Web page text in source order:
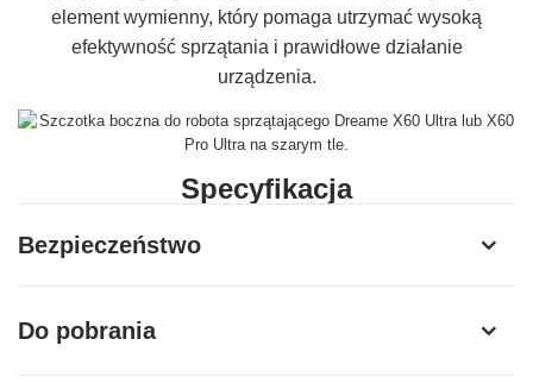
element wymienny, który pomaga utrzymać wysoką
efektywność sprzątania i prawidłowe działanie
urządzenia.
Specyfikacja
Model RSB18
Kompatybilność
Bezpieczeństwo
Do pobrania